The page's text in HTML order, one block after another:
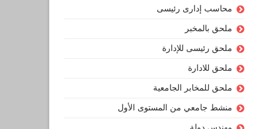
محاسب إدارى رئيسى
ملحق بالمخبر
ملحق رئيسى للإدارة
ملحق للادارة
ملحق للمخابر الجامعية
منشط جامعي من المستوى الأول